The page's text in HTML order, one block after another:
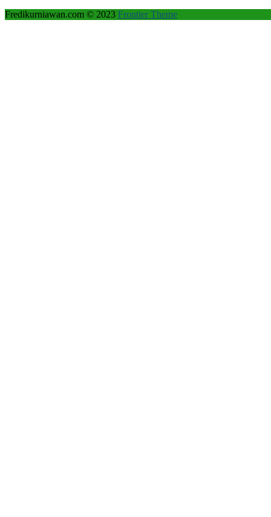
Fredikurniawan.com © 2023 Frontier Theme